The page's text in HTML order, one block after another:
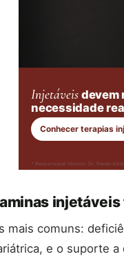
Injetáveis devem
necessidade
Conhecer terapias
* Responsável técnico: Dr. Renan
mais comuns:
e o suporte a